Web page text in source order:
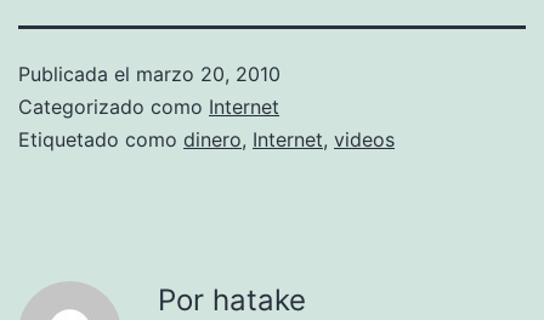
Publicada el marzo 20, 2010
Categorizado como Internet
Etiquetado como dinero, Internet, videos
Por hatake